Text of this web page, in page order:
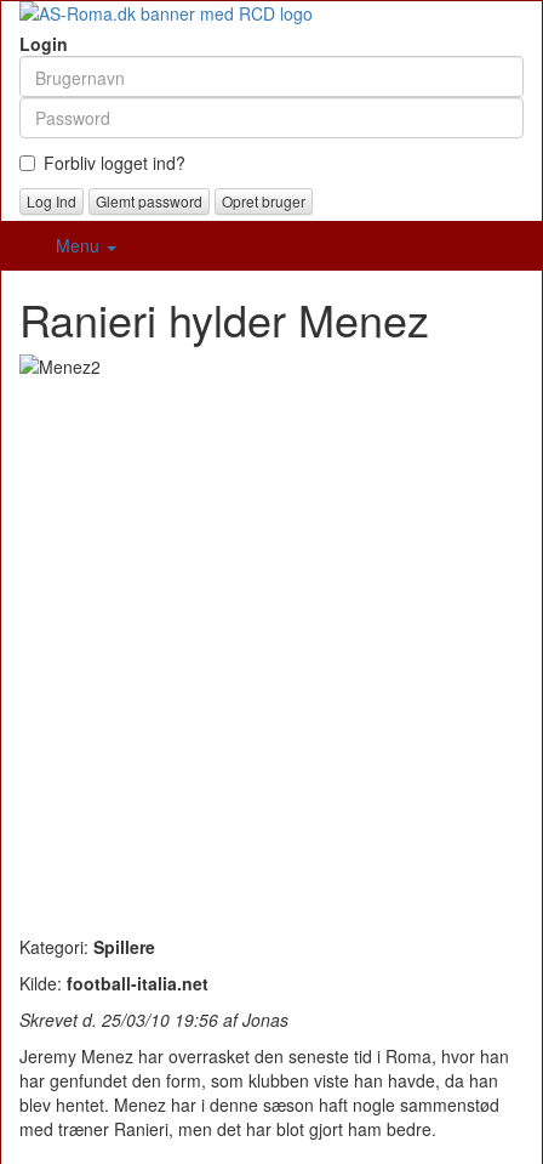
Login
Forbliv logget ind?
Glemt password Opret bruger
Menu
Ranieri hylder Menez
Kategori: Spillere
Kilde: football-italia.net
Skrevet d. 25/03/10 19:56 af Jonas
Jeremy Menez har overrasket den seneste tid i Roma, hvor han
har genfundet den form, som klubben viste han havde, da han
blev hentet. Menez har i denne sæson haft nogle sammenstød
med træner Ranieri, men det har blot gjort ham bedre.